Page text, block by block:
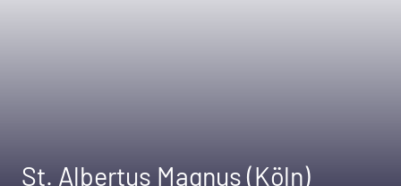
St. Albertus Magnus (Köln)